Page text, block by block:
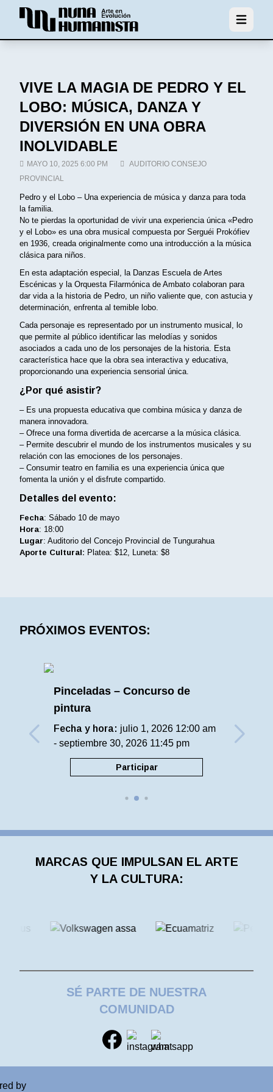
Abrir
VIVE LA MAGIA DE PEDRO Y EL
LOBO: MÚSICA, DANZA Y
DIVERSIÓN EN UNA OBRA
INOLVIDABLE
MAYO 10, 2025 6:00 PM
AUDITORIO CONSEJO
PROVINCIAL
Pedro y el Lobo – Una experiencia de música y danza para toda
la familia.
No te pierdas la oportunidad de vivir una experiencia única «Pedro
y el Lobo» es una obra musical compuesta por Serguéi Prokófiev
en 1936, creada originalmente como una introducción a la música
clásica para niños.
En esta adaptación especial, la Danzas Escuela de Artes
Escénicas y la Orquesta Filarmónica de Ambato colaboran para
dar vida a la historia de Pedro, un niño valiente que, con astucia y
determinación, enfrenta al temible lobo.
Cada personaje es representado por un instrumento musical, lo
que permite al público identificar las melodías y sonidos
asociados a cada uno de los personajes de la historia. Esta
característica hace que la obra sea interactiva y educativa,
proporcionando una experiencia sensorial única.
¿Por qué asistir?
– Es una propuesta educativa que combina música y danza de
manera innovadora.
– Ofrece una forma divertida de acercarse a la música clásica.
– Permite descubrir el mundo de los instrumentos musicales y su
relación con las emociones de los personajes.
– Consumir teatro en familia es una experiencia única que
fomenta la unión y el disfrute compartido.
Detalles del evento:
Fecha: Sábado 10 de mayo
Hora: 18:00
Lugar: Auditorio del Concejo Provincial de Tungurahua
Aporte Cultural: Platea: $12, Luneta: $8
PRÓXIMOS EVENTOS:
Pinceladas – Concurso de
pintura
Fecha y hora: julio 1, 2026 12:00 am
- septiembre 30, 2026 11:45 pm
Participar
MARCAS QUE IMPULSAN EL ARTE
Y LA CULTURA:
SÉ PARTE DE NUESTRA
COMUNIDAD